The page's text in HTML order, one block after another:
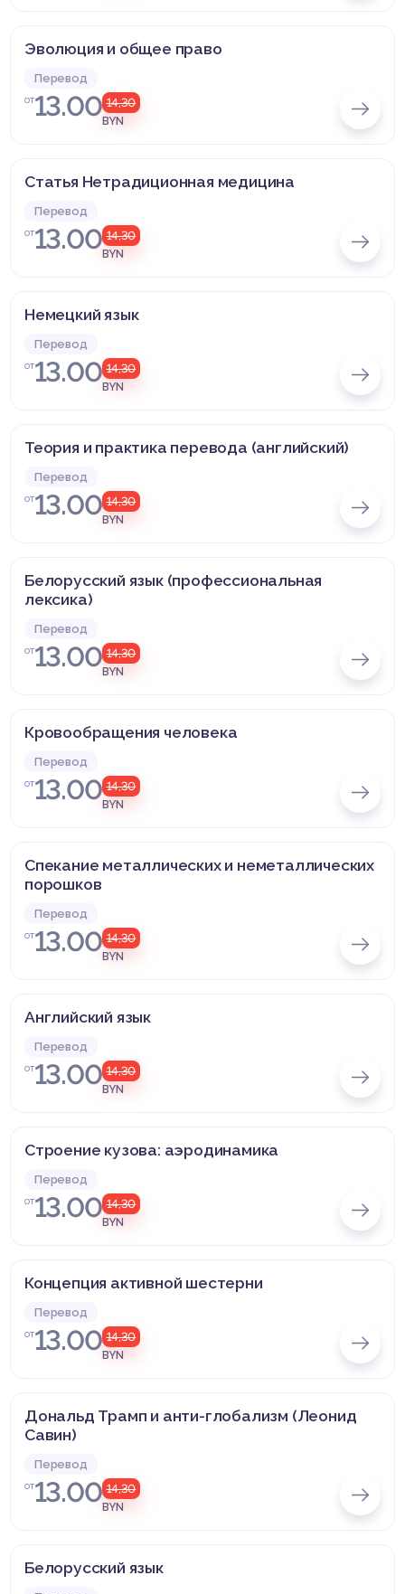
Эволюция и общее право
Перевод
от13.00 14,30
BYN
Статья Нетрадиционная медицина
Перевод
от13.00 14,30
BYN
Немецкий язык
Перевод
от13.00 14,30
BYN
Теория и практика перевода (английский)
Перевод
от13.00 14,30
BYN
Белорусский язык (профессиональная
лексика)
Перевод
от13.00 14,30
BYN
Кровообращения человека
Перевод
от13.00 14,30
BYN
Спекание металлических и неметаллических
порошков
Перевод
от13.00 14,30
BYN
Английский язык
Перевод
от13.00 14,30
BYN
Строение кузова: аэродинамика
Перевод
от13.00 14,30
BYN
Концепция активной шестерни
Перевод
от13.00 14,30
BYN
Дональд Трамп и анти-глобализм (Леонид
Савин)
Перевод
от13.00 14,30
BYN
Белорусский язык